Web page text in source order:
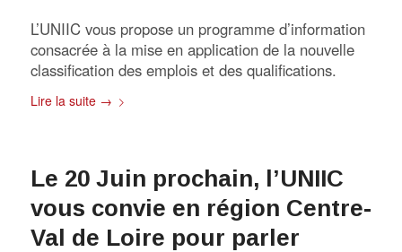
L’UNIIC vous propose un programme d’information
consacrée à la mise en application de la nouvelle
classification des emplois et des qualifications.
Lire la suite→
Le 20 Juin prochain, l’UNIIC
vous convie en région Centre-
Val de Loire pour parler